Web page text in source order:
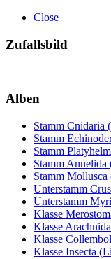
Close
Zufallsbild
Alben
Stamm Cnidaria
Stamm
Stamm
Stamm
Stamm
Unterstamm
Unterstamm
Klasse
Klasse
Klasse
Klasse Insecta